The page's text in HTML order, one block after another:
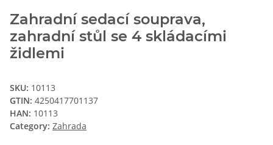
Zahradní sedací souprava,
zahradní stůl se 4 skládacími
židlemi
SKU: 10113
GTIN: 4250417701137
HAN: 10113
Category: Zahrada